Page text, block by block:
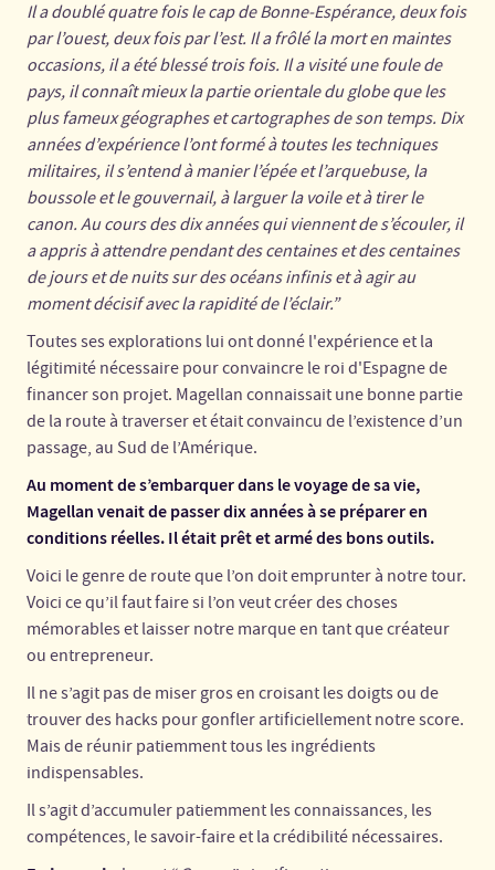
Il a doublé quatre fois le cap de Bonne-Espérance, deux fois
par l’ouest, deux fois par l’est. Il a frôlé la mort en maintes
occasions, il a été blessé trois fois. Il a visité une foule de
pays, il connaît mieux la partie orientale du globe que les
plus fameux géographes et cartographes de son temps. Dix
années d’expérience l’ont formé à toutes les techniques
militaires, il s’entend à manier l’épée et l’arquebuse, la
boussole et le gouvernail, à larguer la voile et à tirer le
canon. Au cours des dix années qui viennent de s’écouler, il
a appris à attendre pendant des centaines et des centaines
de jours et de nuits sur des océans infinis et à agir au
moment décisif avec la rapidité de l’éclair.”
Toutes ses explorations lui ont donné l'expérience et la
légitimité nécessaire pour convaincre le roi d'Espagne de
financer son projet. Magellan connaissait une bonne partie
de la route à traverser et était convaincu de l’existence d’un
passage, au Sud de l’Amérique.
Au moment de s’embarquer dans le voyage de sa vie,
Magellan venait de passer dix années à se préparer en
conditions réelles. Il était prêt et armé des bons outils.
Voici le genre de route que l’on doit emprunter à notre tour.
Voici ce qu’il faut faire si l’on veut créer des choses
mémorables et laisser notre marque en tant que créateur
ou entrepreneur.
Il ne s’agit pas de miser gros en croisant les doigts ou de
trouver des hacks pour gonfler artificiellement notre score.
Mais de réunir patiemment tous les ingrédients
indispensables.
Il s’agit d’accumuler patiemment les connaissances, les
compétences, le savoir-faire et la crédibilité nécessaires.